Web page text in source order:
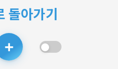
돌아가기
+